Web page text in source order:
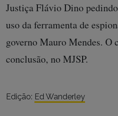
Justiça Flávio Dino
uso da ferramenta de
governo Mauro Mendes. O
conclusão, no MJSP.
Edição: Ed Wanderley